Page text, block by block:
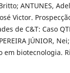
ANTUNES,
Victor.
de C&T: Caso
JÚNIOR,
em biotecnologia.